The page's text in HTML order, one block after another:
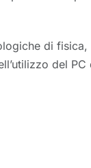
di
del PC